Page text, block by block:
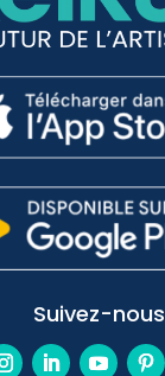
Suivez-nous